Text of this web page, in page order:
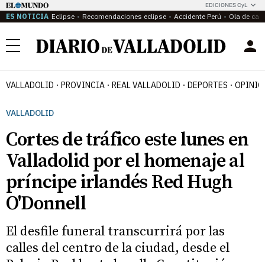
EDICIONES CyL
ES NOTICIA Eclipse Recomendaciones eclipse Accidente Perú Ola de
Menú
VALLADOLID PROVINCIA REAL VALLADOLID DEPORTES
VALLADOLID
Cortes de tráfico este lunes en
Valladolid por el homenaje al
príncipe irlandés Red Hugh
O'Donnell
El desfile funeral transcurrirá por las
calles del centro de la ciudad, desde el